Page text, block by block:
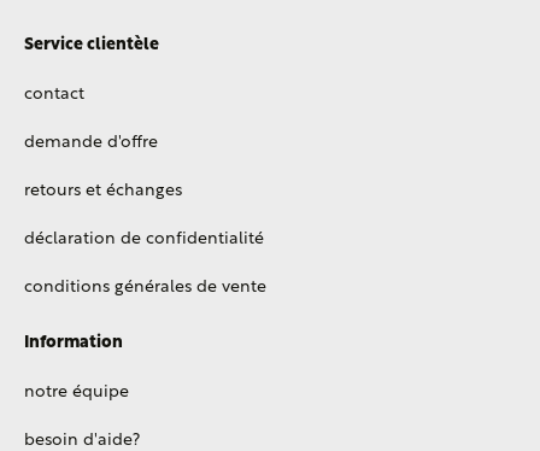
Service clientèle
contact
demande d'offre
retours et échanges
déclaration de confidentialité
conditions générales de vente
Information
notre équipe
besoin d'aide?